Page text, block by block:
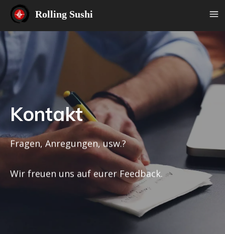
Rolling Sushi
Kontakt
Fragen, Anregungen, usw.?
Wir freuen uns auf eurer Feedback.